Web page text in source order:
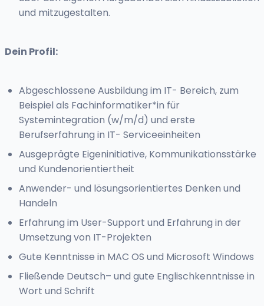
und mitzugestalten.
Dein Profil:
Abgeschlossene Ausbildung im IT- Bereich, zum
Beispiel als Fachinformatiker*in für
Systemintegration (w/m/d) und erste
Berufserfahrung in IT- Serviceeinheiten
Ausgeprägte Eigeninitiative, Kommunikationsstärke
und Kundenorientiertheit
Anwender- und lösungsorientiertes Denken und
Handeln
Erfahrung im User-Support und Erfahrung in der
Umsetzung von IT-Projekten
Gute Kenntnisse in MAC OS und Microsoft Windows
Fließende Deutsch– und gute Englischkenntnisse in
Wort und Schrift